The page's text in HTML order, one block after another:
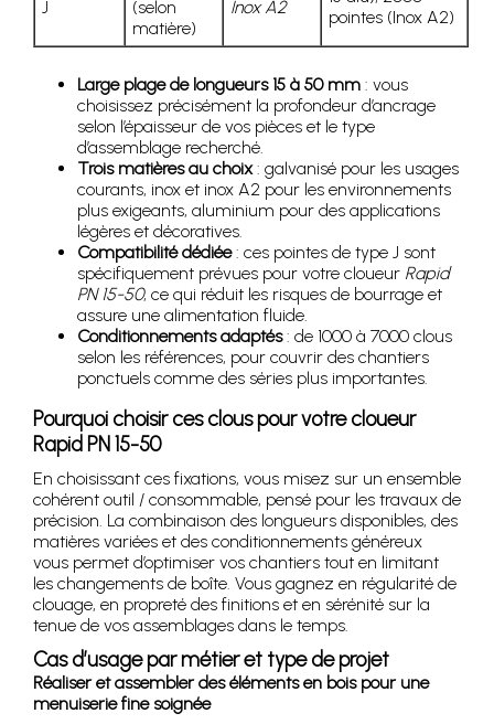
J
(selon
matière)
Inox A2
pointes (Inox A2)
Large plage de longueurs 15 à 50 mm : vous
choisissez précisément la profondeur d’ancrage
selon l’épaisseur de vos pièces et le type
d’assemblage recherché.
Trois matières au choix: galvanisé pour les usages
courants, inox et inox A2 pour les environnements
plus exigeants, aluminium pour des applications
légères et décoratives.
Compatibilité dédiée: ces pointes de type J sont
spécifiquement prévues pour votre cloueur Rapid
PN 15-50, ce qui réduit les risques de bourrage et
assure une alimentation fluide.
Conditionnements adaptés: de 1000 à 7000 clous
selon les références, pour couvrir des chantiers
ponctuels comme des séries plus importantes.
Pourquoi choisir ces clous pour votre cloueur
Rapid PN 15-50
En choisissant ces fixations, vous misez sur un ensemble
cohérent outil / consommable, pensé pour les travaux de
précision. La combinaison des longueurs disponibles, des
matières variées et des conditionnements généreux
vous permet d’optimiser vos chantiers tout en limitant
les changements de boîte. Vous gagnez en régularité de
clouage, en propreté des finitions et en sérénité sur la
tenue de vos assemblages dans le temps.
Cas d’usage par métier et type de projet
Réaliser et assembler des éléments en bois pour une
menuiserie fine soignée